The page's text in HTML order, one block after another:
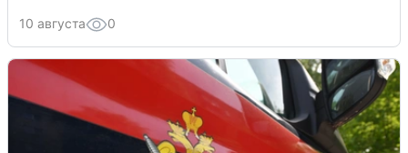
10 августа 0